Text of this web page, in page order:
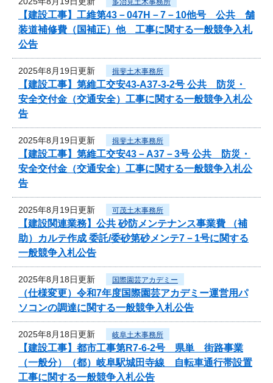
多治見土木事務所
【建設工事】工維第43－047H－7－10他号 公共 舗
装道補修費（国補正）他 工事に関する一般競争入札
公告
2025年8月19日更新 揖斐土木事務所
【建設工事】第維工交安43-A37-3-2号 公共 防災・
安全交付金（交通安全）工事に関する一般競争入札公
告
2025年8月19日更新 揖斐土木事務所
【建設工事】第維工交安43－A37－3号 公共 防災・
安全交付金（交通安全）工事に関する一般競争入札公
告
2025年8月19日更新 可茂土木事務所
【建設関連業務】公共 砂防メンテナンス事業費 （補
助）カルテ作成 委託/委砂第砂メンテ7－1号に関する
一般競争入札公告
2025年8月18日更新 国際園芸アカデミー
（仕様変更）令和7年度国際園芸アカデミー運営用パ
ソコンの調達に関する一般競争入札公告
2025年8月18日更新 岐阜土木事務所
【建設工事】都市工事第R7-6-2号 県単 街路事業
（一般分）（都）岐阜駅城田寺線 自転車通行帯設置
工事に関する一般競争入札公告